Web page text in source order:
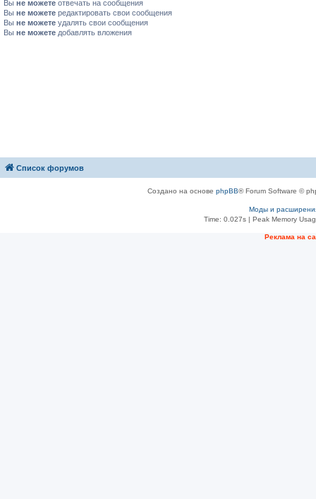
Вы не можете отвечать на сообщения
Вы не можете редактировать свои сообщения
Вы не можете удалять свои сообщения
Вы не можете добавлять вложения
Список форумов
Создано на основе phpBB® Forum Software ©
Моды и
Time: 0.027s| Peak Memory
Рeклама на